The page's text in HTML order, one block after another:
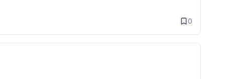
회사에서 어떤 점이 불만인가? 내가 원하는 회사 문화는 무엇
발생하는 문제점 지원하는 기업을 선정하는 기준이 애매해져
상태로 유지하지 않다가 급하게 이직할 때 업데이트하는 경우
는 최근 프로젝트 경험과 성과를 중심으로 작성하기 단순한 업
(예: Java, Spring Boot, AWS 등) 가독성이 좋은 형식 유지하
0